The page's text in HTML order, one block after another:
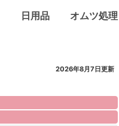
日用品 オムツ処理
2026年8月7日更新